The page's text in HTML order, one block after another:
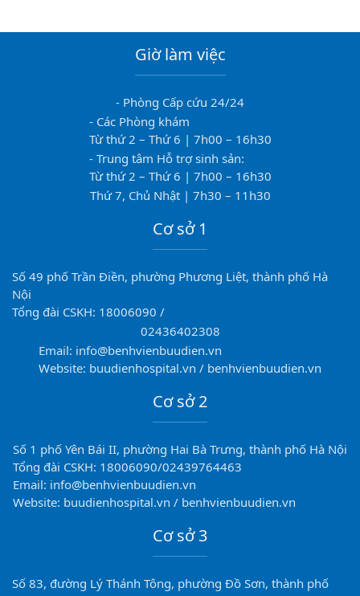
Giờ làm việc
- Phòng Cấp cứu 24/24
- Các Phòng khám
Từ thứ 2 – Thứ 6 | 7h00 – 16h30
- Trung tâm Hỗ trợ sinh sản:
Từ thứ 2 – Thứ 6 | 7h00 – 16h30
Thứ 7, Chủ Nhật | 7h30 – 11h30
Cơ sở 1
Số 49 phố Trần Điền, phường Phương Liệt, thành phố Hà
Nội
Tổng đài CSKH: 18006090 /
02436402308
Email: info@benhvienbuudien.vn
Website: buudienhospital.vn / benhvienbuudien.vn
Cơ sở 2
Số 1 phố Yên Bái II, phường Hai Bà Trưng, thành phố Hà Nội
Tổng đài CSKH: 18006090/02439764463
Email: info@benhvienbuudien.vn
Website: buudienhospital.vn / benhvienbuudien.vn
Cơ sở 3
Số 83, đường Lý Thánh Tông, phường Đồ Sơn, thành phố